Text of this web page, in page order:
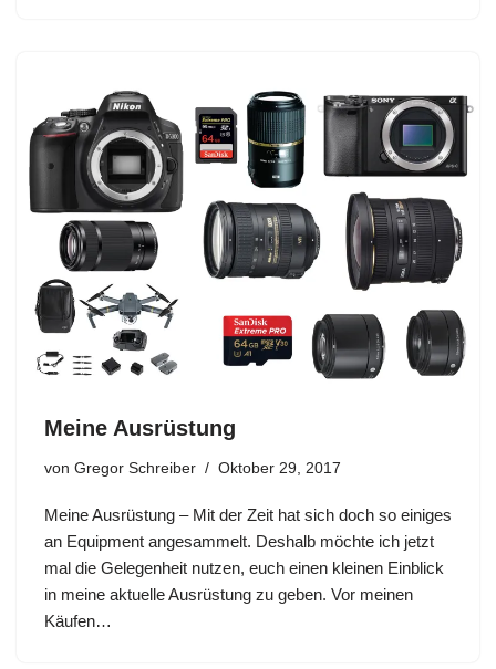
Meine Ausrüstung
von Gregor Schreiber Oktober 29, 2017
Meine Ausrüstung – Mit der Zeit hat sich doch so einiges
an Equipment angesammelt. Deshalb möchte ich jetzt
mal die Gelegenheit nutzen, euch einen kleinen Einblick
in meine aktuelle Ausrüstung zu geben. Vor meinen
Käufen…